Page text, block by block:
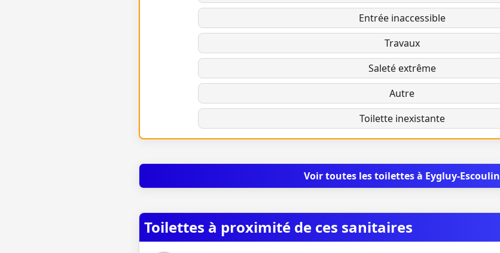
Entrée inaccessible
Travaux
Saleté extrême
Autre
Toilette inexistante
Voir toutes les toilettes à Eygluy-Escoulin
Toilettes à proximité de ces sanitaires